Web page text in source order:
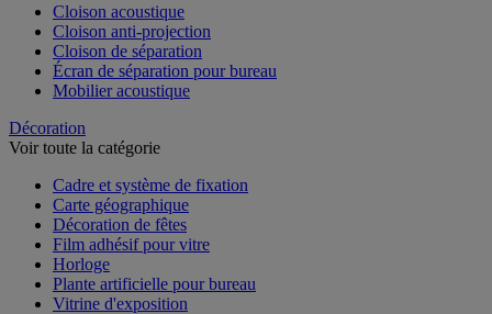
Cloison acoustique
Cloison anti-projection
Cloison de séparation
Écran de séparation pour bureau
Mobilier acoustique
Décoration
Voir toute la catégorie
Cadre et système de fixation
Carte géographique
Décoration de fêtes
Film adhésif pour vitre
Horloge
Plante artificielle pour bureau
Vitrine d'exposition